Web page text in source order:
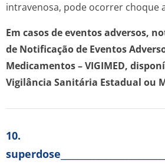
intravenosa, pode ocorrer choque
Em casos de eventos adversos,
de Notificação de Eventos
Medicamentos – VIGIMED,
Vigilância Sanitária Estadual ou
10.